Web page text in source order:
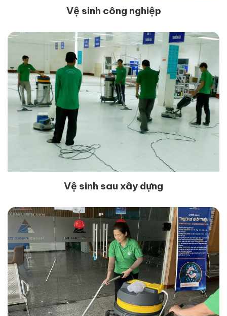
Vệ sinh công nghiệp
Vệ sinh sau xây dựng